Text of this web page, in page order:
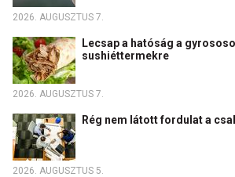
2026. AUGUSZTUS 7.
Lecsap a hatóság a
sushiéttermekre
2026. AUGUSZTUS 7.
Rég nem látott fordulat a
2026. AUGUSZTUS 5.